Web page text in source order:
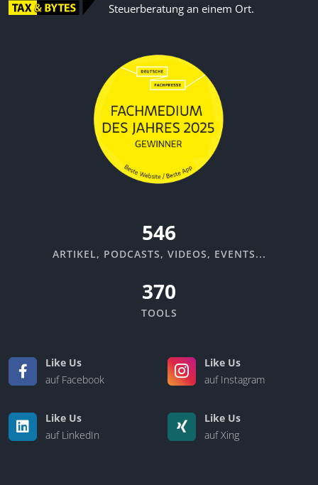
Steuerberatung an einem Ort.
599
ARTIKEL, PODCASTS, VIDEOS, EVENTS...
370
TOOLS
Like Us
auf Facebook
Like Us
auf Instagram
Like Us
auf LinkedIn
Like Us
auf Xing